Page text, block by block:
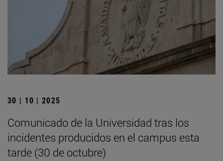
30 | 10 | 2025
Comunicado de la Universidad tras los
incidentes producidos en el campus esta
tarde (30 de octubre)